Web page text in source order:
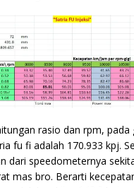
rasio dan rpm, pada
fu fi adalah 170.933 kpj.
dari speedometernya
mas bro. Berarti